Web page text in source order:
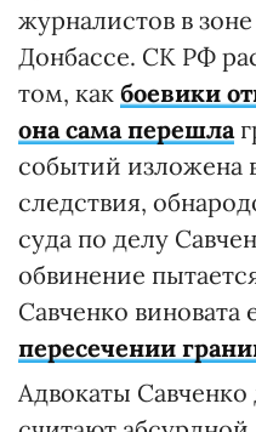
журналистов в
Донбассе. СК РФ
том, как боевики
она сама перешла
событий изложена
следствия,
суда по делу
обвинение
Савченко виновата
пересечении
Адвокаты